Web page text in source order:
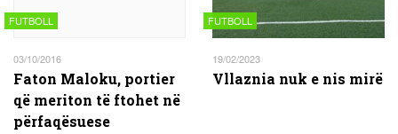
FUTBOLL
03/10/2016
Faton Maloku, portier
që meriton të ftohet në
përfaqësuese
FUTBOLL
19/02/2023
Vllaznia nuk e nis mirë